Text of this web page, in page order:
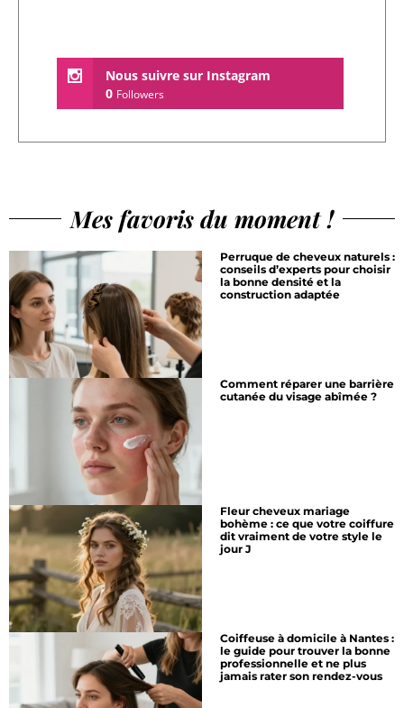
Nous suivre sur Instagram
0 Followers
Mes favoris du moment !
Perruque de cheveux naturels :
conseils d’experts pour choisir
la bonne densité et la
construction adaptée
Comment réparer une barrière
cutanée du visage abîmée ?
Fleur cheveux mariage
bohème : ce que votre coiffure
dit vraiment de votre style le
jour J
Coiffeuse à domicile à Nantes :
le guide pour trouver la bonne
professionnelle et ne plus
jamais rater son rendez-vous